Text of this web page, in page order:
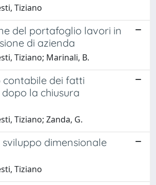
Tiziano
del portafoglio lavori in
di azienda
Tiziano; Marinali, B.
dei fatti
la chiusura
Tiziano; Zanda, G.
dimensionale
Tiziano